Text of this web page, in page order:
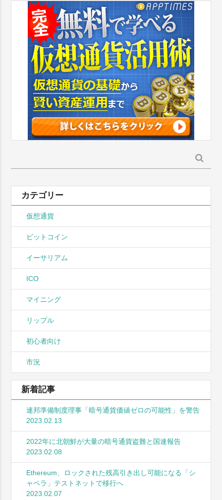
索:
カテゴリー
仮想通貨
ビットコイン
イーサリアム
ICO
マイニング
リップル
初心者向け
市況
新着記事
連邦準備制度理事「暗号通貨価値ゼロの可能性」を警告
2023.02.13
2022年に北朝鮮が大量の暗号通貨盗難と国連報告
2023.02.08
Ethereum、ロックされた残高引き出し可能になる「シ
ャペラ」テストネットで移行へ
2023.02.07